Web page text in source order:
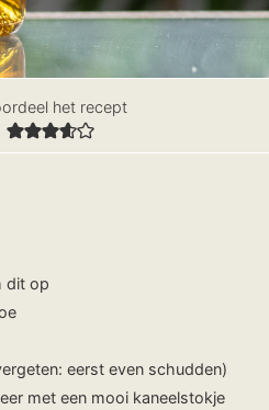
het recept
dit op
eerst even schudden)
met een mooi kaneelstokje